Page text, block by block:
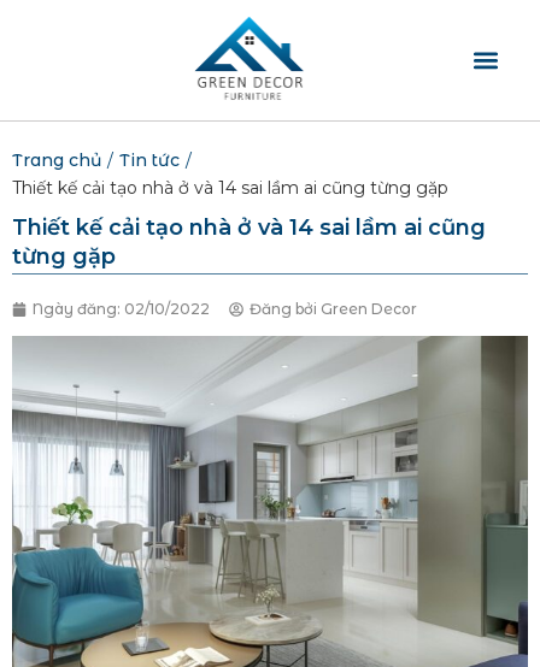
Trang chủ / Tin tức /
Thiết kế cải tạo nhà ở và 14 sai lầm ai cũng từng gặp
Thiết kế cải tạo nhà ở và 14 sai lầm ai cũng
từng gặp
Ngày đăng: 02/10/2022 Đăng bởi Green Decor